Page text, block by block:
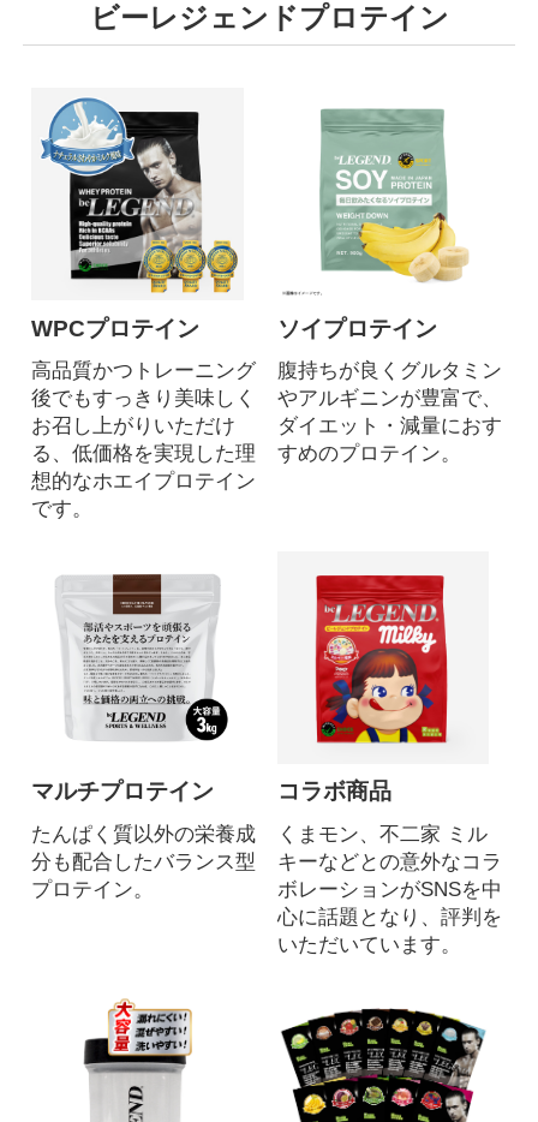
ビーレジェンドプロテイン
WPCプロテイン
高品質かつトレーニング
後でもすっきり美味しく
お召し上がりいただけ
る、低価格を実現した理
想的なホエイプロテイン
です。
ソイプロテイン
腹持ちが良くグルタミン
やアルギニンが豊富で、
ダイエット・減量におす
すめのプロテイン。
マルチプロテイン
たんぱく質以外の栄養成
分も配合したバランス型
プロテイン。
コラボ商品
くまモン、不二家 ミル
キーなどとの意外なコラ
ボレーションがSNSを中
心に話題となり、評判を
いただいています。